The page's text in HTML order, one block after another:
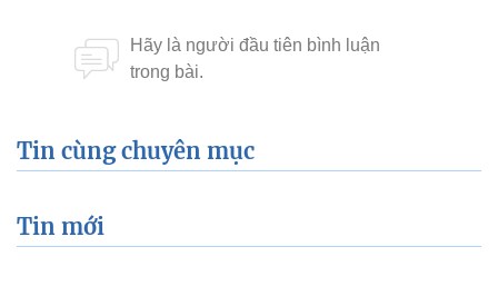
Tin cùng chuyên mục
Tin mới